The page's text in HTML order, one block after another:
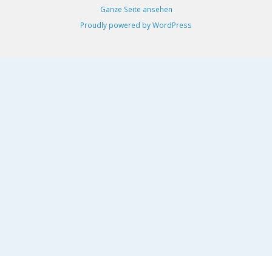
Ganze Seite ansehen
Proudly powered by WordPress